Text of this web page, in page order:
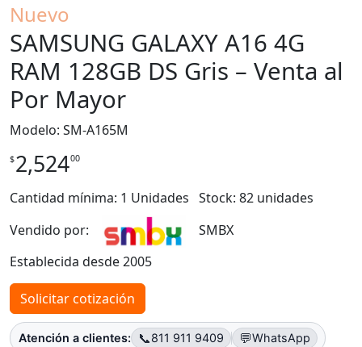
Nuevo
SAMSUNG GALAXY A16 4G
RAM 128GB DS Gris – Venta al
Por Mayor
Modelo: SM-A165M
$2,52400
Cantidad mínima: 1 Unidades Stock: 82 unidades
Vendido por:
SMBX
Establecida desde 2005
Solicitar cotización
Atención a clientes: 📞811 911 9409 💬WhatsApp